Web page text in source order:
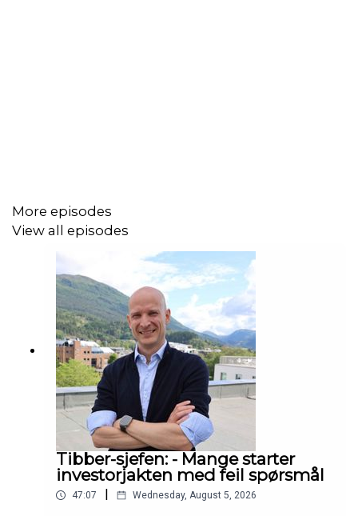
More episodes
View all episodes
Tibber-sjefen: - Mange starter
investorjakten med feil spørsmål
47:07 Wednesday, August 5, 2026